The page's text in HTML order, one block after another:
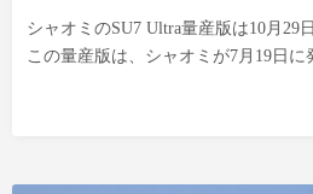
シャオミのSU7 Ultra量産版は10月29
この量産版は、シャオミが7月19日